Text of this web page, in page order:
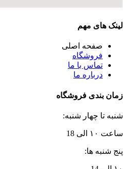
لینک های مهم
صفحه اصلی
فروشگاه
تماس با ما
درباره ما
زمان بندی فروشگاه
شنبه تا چهار شنبه:
ساعت ۱۰ الی 18
پنج شنبه ها: